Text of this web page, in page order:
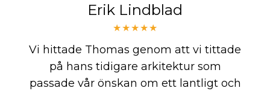
Erik Lindblad
★★★★★
Vi hittade Thomas genom att vi tittade
på hans tidigare arkitektur som
passade vår önskan om ett lantligt och